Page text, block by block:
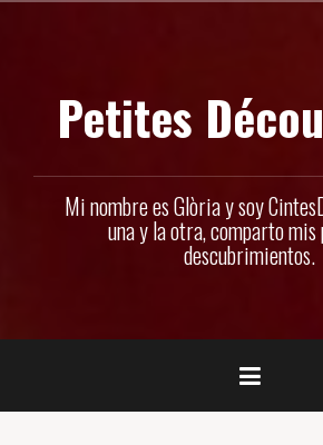
Petites
Mi nombre es Glòria y soy
una y la otra, comparto mis
descubrimientos.